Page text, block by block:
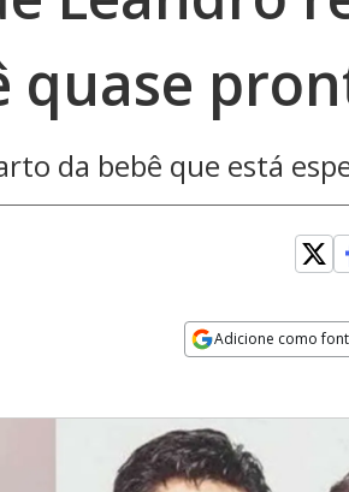
quase
da bebê que está
Adicione como